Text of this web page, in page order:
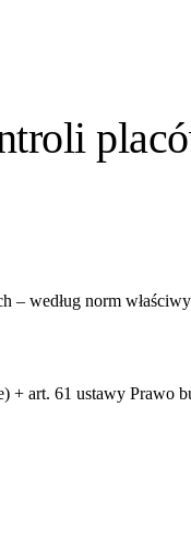
według norm
+ art. 61 ustawy Prawo